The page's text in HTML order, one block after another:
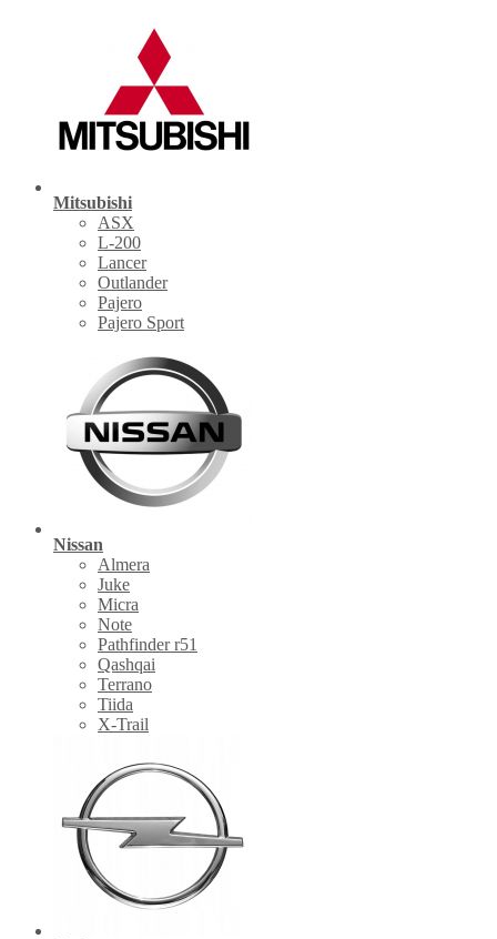
Mitsubishi
ASX
L-200
Lancer
Outlander
Pajero
Pajero Sport
Nissan
Almera
Juke
Micra
Note
Pathfinder r51
Qashqai
Terrano
Tiida
X-Trail